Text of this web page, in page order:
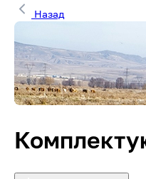
Назад